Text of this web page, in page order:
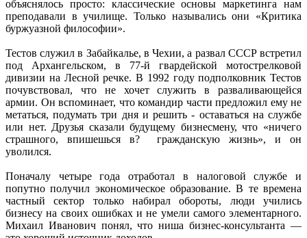
объяснялось просто: классические основы маркетинга нам
преподавали в училище. Только назывались они «Критика
буржуазной философии».
Тестов служил в Забайкалье, в Чехии, а развал СССР встретил
под Архангельском, в 77-й гвардейской мотострелковой
дивизии на Лесной речке. В 1992 году подполковник Тестов
почувствовал, что не хочет служить в разваливающейся
армии. Он вспоминает, что командир части предложил ему не
метаться, подумать три дня и решить - оставаться на службе
или нет. Друзья сказали будущему бизнесмену, что «ничего
страшного, впишешься в? гражданскую жизнь», и он
уволился.
Поначалу четыре года отработал в налоговой службе и
попутно получил экономическое образование. В те времена
частный сектор только набирал обороты, люди учились
бизнесу на своих ошибках и не умели самого элементарного.
Михаил Иванович понял, что ниша бизнес-консультанта —